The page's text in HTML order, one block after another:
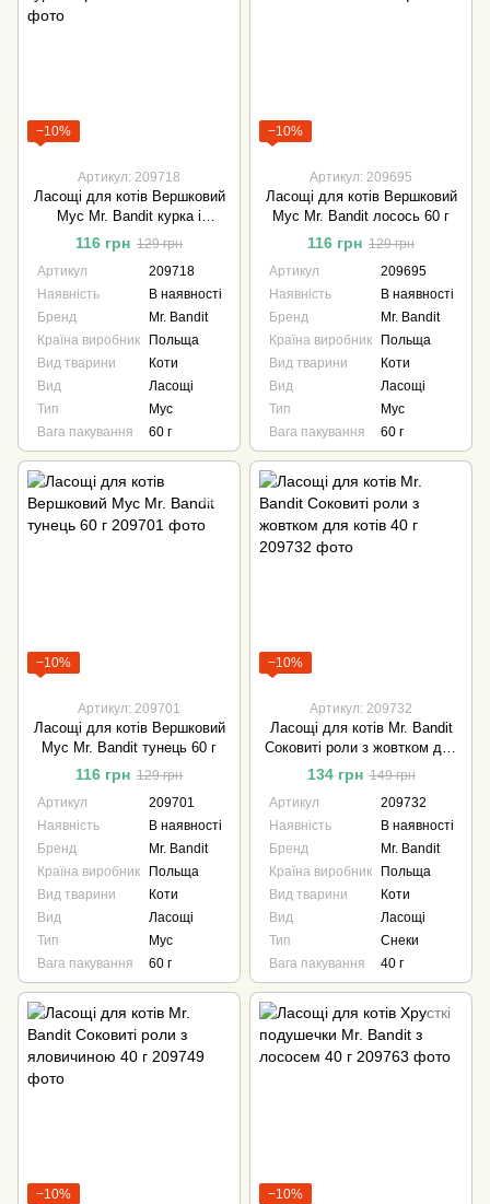
−10%
Артикул: 209718
Ласощі для котів Вершковий
Мус Mr. Bandit курка і
креветки 60 г
116 грн 129 грн
Артикул
209718
Наявність
В наявності
Бренд
Mr. Bandit
Країна виробник
Польща
Вид тварини
Коти
Вид
Ласощі
Тип
Мус
Вага пакування
60 г
−10%
Артикул: 209695
Ласощі для котів Вершковий
Мус Mr. Bandit лосось 60 г
116 грн 129 грн
Артикул
209695
Наявність
В наявності
Бренд
Mr. Bandit
Країна виробник
Польща
Вид тварини
Коти
Вид
Ласощі
Тип
Мус
Вага пакування
60 г
−10%
Артикул: 209701
Ласощі для котів Вершковий
Мус Mr. Bandit тунець 60 г
116 грн 129 грн
Артикул
209701
Наявність
В наявності
Бренд
Mr. Bandit
Країна виробник
Польща
Вид тварини
Коти
Вид
Ласощі
Тип
Мус
Вага пакування
60 г
−10%
Артикул: 209732
Ласощі для котів Mr. Bandit
Соковиті роли з жовтком для
котів 40 г
134 грн 149 грн
Артикул
209732
Наявність
В наявності
Бренд
Mr. Bandit
Країна виробник
Польща
Вид тварини
Коти
Вид
Ласощі
Тип
Снеки
Вага пакування
40 г
−10% −10%